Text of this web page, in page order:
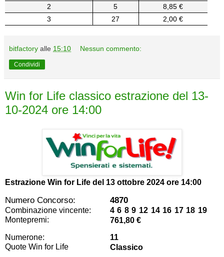
2
5
8,85 €
3
27 2,00 €
bitfactory alle 15:10 Nessun commento:
Condividi
Win for Life classico estrazione del 13-
10-2024 ore 14:00
Estrazione Win for Life del 13 ottobre 2024 ore 14:00
Numero Concorso: 4870
Combinazione vincente:
4 6 8 9 12 14 16 17 18 19
Montepremi:
761,80 €
Numerone:
11
Quote Win for Life
Classico